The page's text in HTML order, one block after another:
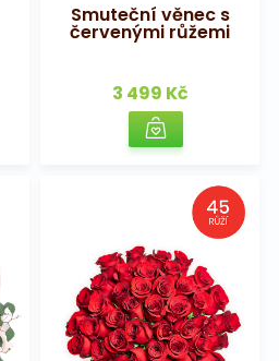
Smuteční věnec s
červenými růžemi
3 499 Kč